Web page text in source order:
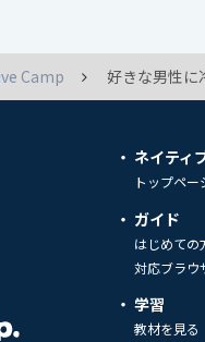
Camp 好きな男性に
ネイティ
トップペー
ガイド
はじめての
対応ブラウ
学習
教材を見る